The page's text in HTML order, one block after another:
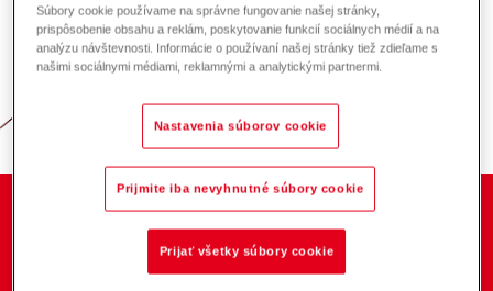
Zodpovednosť za energiu a životné
prostredie
O spoločnosti
Súbory cookie používame na správne fungovanie našej stránky,
prispôsobenie obsahu a reklám, poskytovanie funkcií sociálnych médií a na
analýzu návštevnosti. Informácie o používaní našej stránky tiež zdieľame s
našimi sociálnymi médiami, reklamnými a analytickými partnermi.
Nastavenia súborov cookie
Prijmite iba nevyhnutné súbory cookie
Prijať všetky súbory cookie